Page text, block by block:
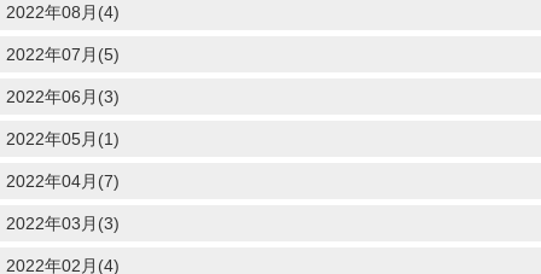
2022年08月(4)
2022年07月(5)
2022年06月(3)
2022年05月(1)
2022年04月(7)
2022年03月(3)
2022年02月(4)